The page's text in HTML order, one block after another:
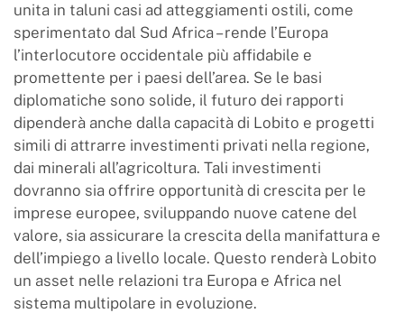
unita in taluni casi ad atteggiamenti ostili, come
sperimentato dal Sud Africa – rende l’Europa
l’interlocutore occidentale più affidabile e
promettente per i paesi dell’area. Se le basi
diplomatiche sono solide, il futuro dei rapporti
dipenderà anche dalla capacità di Lobito e progetti
simili di attrarre investimenti privati nella regione,
dai minerali all’agricoltura. Tali investimenti
dovranno sia offrire opportunità di crescita per le
imprese europee, sviluppando nuove catene del
valore, sia assicurare la crescita della manifattura e
dell’impiego a livello locale. Questo renderà Lobito
un asset nelle relazioni tra Europa e Africa nel
sistema multipolare in evoluzione.